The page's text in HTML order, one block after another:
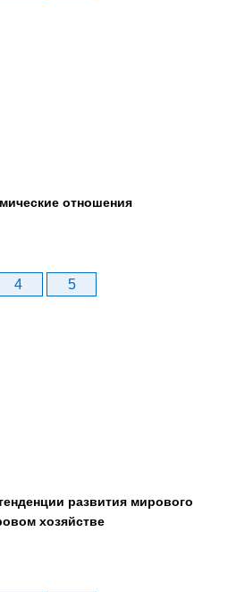
отношения
4 5
развития мирового
хозяйстве